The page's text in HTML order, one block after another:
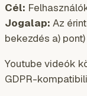
Cél:
Jogalap: Az
bekezdés a) pont)
Youtube videók
GDPR-